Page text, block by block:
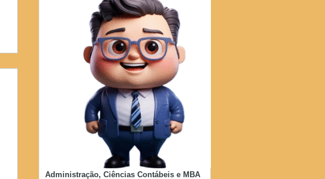
Administração, Ciências Contábeis e MBA